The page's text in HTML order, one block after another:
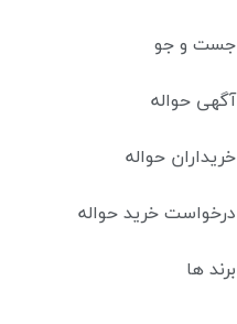
جست و جو
آگهی حواله
خریداران حواله
درخواست خرید حواله
برند ها